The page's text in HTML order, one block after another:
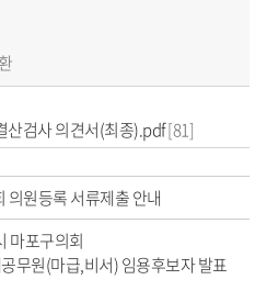
산검사 의견서(최종).pdf[81]
의원등록 서류제출 안내
마포구의회
무원(마급,비서) 임용후보자 발표